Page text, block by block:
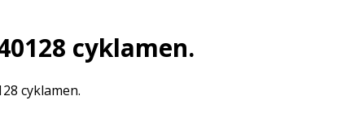
cyklamen.
cyklamen.